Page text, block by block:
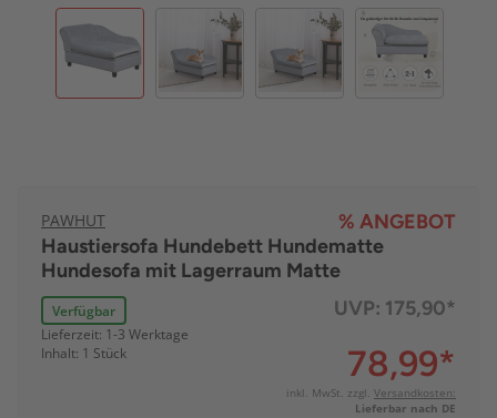
PAWHUT
% ANGEBOT
Haustiersofa Hundebett Hundematte
Hundesofa mit Lagerraum Matte
Verfügbar
Lieferzeit: 1-3 Werktage
Inhalt: 1 Stück
UVP: 175,90*
78,99*
inkl. MwSt. zzgl. Versandkosten:
Lieferbar nach DE